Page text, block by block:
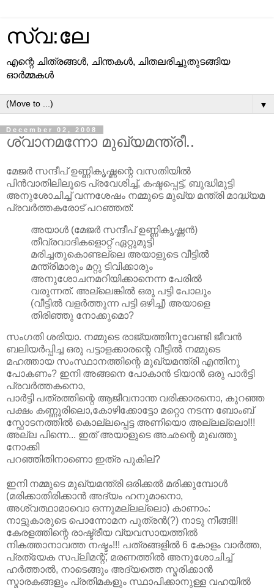
സ്വ:ലേ
എന്റെ ചിത്രങ്ങള്‍, ചിന്തകള്‍, ചിതലരിച്ചുതുടങ്ങിയ
ഓര്‍മ്മകള്‍
▼
December 02, 2008
ശ്വാനമന്നോ മുഖ്യമന്ത്രീ..
മേജര്‍ സന്ദീപ്‌ ഉണ്ണികൃഷ്ണന്റെ വസതിയില്‍
പിന്‍വാതിലിലൂടെ പ്രവേശിച്ച്‌, കഷ്ടപ്പെട്ട്‌, ബുദ്ധിമുട്ടി
അനുശോചിച്ച്‌ വന്നശേഷം നമ്മുടെ മുഖ്യ മന്ത്രി മാദ്ധ്യമ
പ്രവര്‍ത്തകരോട്‌ പറഞ്ഞത്‌:
അയാള്‍ (മേജര്‍ സന്ദീപ്‌ ഉണ്ണികൃഷ്ണന്‍)
തീവ്രവാദികളൊറ്റ്‌ ഏറ്റുമുട്ടി
മരിച്ചതുകൊണ്ടല്ലെ അയാളുടെ വീട്ടില്‍
മന്ത്രിമാരും മറ്റു ടിവിക്കാരും
അനുശോചനമറിയിക്കാനെന്ന പേരില്‍
വരുന്നത്‌. അല്ലെങ്കില്‍ ഒരു പട്ടി പോലും
(വീട്ടില്‍ വളര്‍ത്തുന്ന പട്ടി ഒഴിച്ച്‌) അയാളെ
തിരിഞ്ഞു നോക്കുമൊ?
സംഗതി ശരിയാ. നമ്മുടെ രാജ്യത്തിനുവേണ്ടി ജീവന്‍
ബലിയര്‍പ്പിച്ച ഒരു പട്ടാളക്കാരന്റെ വീട്ടില്‍ നമ്മുടെ
മഹത്തായ സംസ്ഥാനത്തിന്റെ മുഖ്യമന്ത്രി എന്തിനു
പോകണം? ഇനി അങ്ങനെ പോകാന്‍ ടിയാന്‍ ഒരു പാര്‍ട്ടി
പ്രവര്‍ത്തകനൊ,
പാര്‍ട്ടി പത്രത്തിന്റെ ആജീവനാന്ത വരിക്കാരനൊ, കുറഞ്ഞ
പക്ഷം കണ്ണൂരിലൊ,കോഴിക്കോട്ടോ മറ്റൊ നടന്ന ബോംബ്‌
സ്ഫോടനത്തില്‍ കൊല്ലപ്പെട്ട അണിയൊ അല്ലല്ലൊ!!!
അല്ല പിന്നെ... ഇത്‌ അയാളുടെ അഛന്റെ മുഖത്തു
നോക്കി
പറഞ്ഞിതിനാണൊ ഇത്ര പുകില്‌?
ഇനി നമ്മുടെ മുഖ്യമന്ത്രി ഒരിക്കല്‍ മരിക്കുമ്പോള്‍
(മരിക്കാതിരിക്കാന്‍ അദ്യം ഹനുമാനൊ,
അശ്വത്ഥാമാവൊ ഒന്നുമല്ലല്ലൊ) കാണാം:
നാട്ടുകാരുടെ പൊന്നോമന പുത്രന്‍(?) നാടു നീങ്ങി!!
കേരളത്തിന്റെ രാഷ്ട്രീയ വ്യവസായത്തില്‍
നികത്താനാവത്ത നഷ്ടം!!! പത്രങ്ങളില്‍ 6 കോളം വാര്‍ത്ത,
പ്രത്യേക സപ്ലിമന്റ്‌, മരണത്തില്‍ അനുശോചിച്ച്‌
ഹര്‍ത്താല്‍, നാടെങ്ങും അദ്യത്തെ സ്മരിക്കാന്‍
സ്മാരകങ്ങളും പ്രതിമകളും സ്ഥാപിക്കാനുള്ള വഹയില്‍